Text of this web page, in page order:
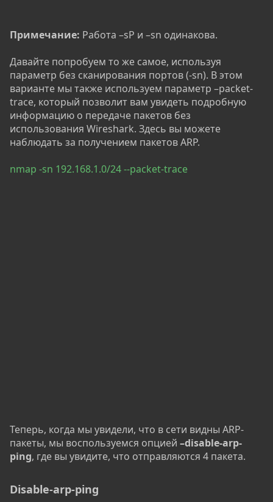
Примечание: Работа –sP и –sn одинакова.
Давайте попробуем то же самое, используя
параметр без сканирования портов (-sn). В этом
варианте мы также используем параметр –packet-
trace, который позволит вам увидеть подробную
информацию о передаче пакетов без
использования Wireshark. Здесь вы можете
наблюдать за получением пакетов ARP.
nmap -sn 192.168.1.0/24 --packet-trace
Теперь, когда мы увидели, что в сети видны ARP-
пакеты, мы воспользуемся опцией –disable-arp-
ping, где вы увидите, что отправляются 4 пакета.
Disable-arp-ping